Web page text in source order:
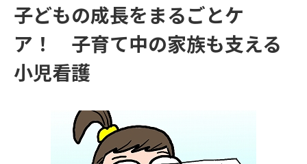
大学・短大の資料種類から請求
大学パンフ
子どもの成長をまるごとケ
ア！ 子育て中の家族も支える
小児看護